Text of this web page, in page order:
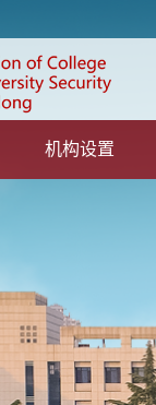
机构设置